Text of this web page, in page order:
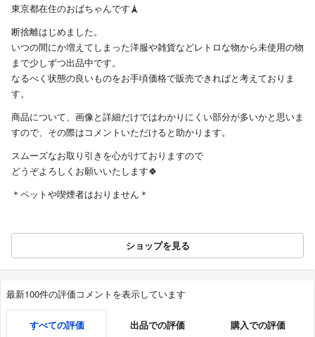
東京都在住のおばちゃんです🗼
断捨離はじめました。
いつの間にか増えてしまった洋服や雑貨などレトロな物から未使用の物
まで少しずつ出品中です。
なるべく状態の良いものをお手頃価格で販売できればと考えておりま
す。
商品について、画像と詳細だけではわかりにくい部分が多いかと思いま
すので、その際はコメントいただけると助かります。
スムーズなお取り引きを心がけておりますので
どうぞよろしくお願いいたします🍀
＊ペットや喫煙者はおりません＊
ショップを見る
最新100件の評価コメントを表示しています
すべての評価 出品での評価 購入での評価